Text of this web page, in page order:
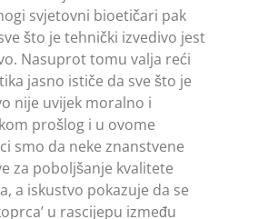
svjetovni bioetičari pak
što je tehnički izvedivo jest
Nasuprot tomu valja reći
jasno ističe da sve što je
nije uvijek moralno i
prošlog i u ovome
smo da neke znanstvene
za poboljšanje kvalitete
a iskustvo pokazuje da se
u rascijepu između